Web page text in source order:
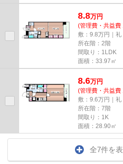
8.8万円
(管理費・共益費
敷：9.8万円｜礼
所在階：2階
間取り：1LDK
面積：33.97㎡
8.6万円
(管理費・共益費
敷：9.6万円｜礼
所在階：7階
間取り：1K
面積：28.90㎡
全7件を